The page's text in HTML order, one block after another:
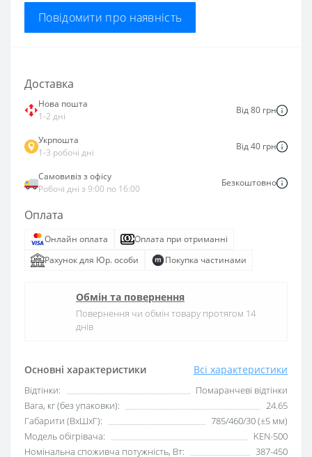
Повідомити про наявність
Основні характеристики Всі характеристики
Відтінки:
Помаранчеві відтінки
Вага, кг (без упаковки):
24.65
Габарити (ВхШхГ):
785/460/30 (±5 мм)
Модель обігрівача:
KEN-500
Номінальна споживча потужність, Вт:
387-450
Доставка
Нова пошта
1-2 дні
Від 80 грн
Укрпошта
1-3 робочі дні
Від 40 грн
Самовивіз з офісу
Робочі дні з 9:00 по 16:00
Безкоштовно
Оплата
Онлайн оплата
Оплата при отриманні
Рахунок для Юр. особи
Покупка частинами
Обмін та повернення
Повернення чи обмін товару протягом 14
днів